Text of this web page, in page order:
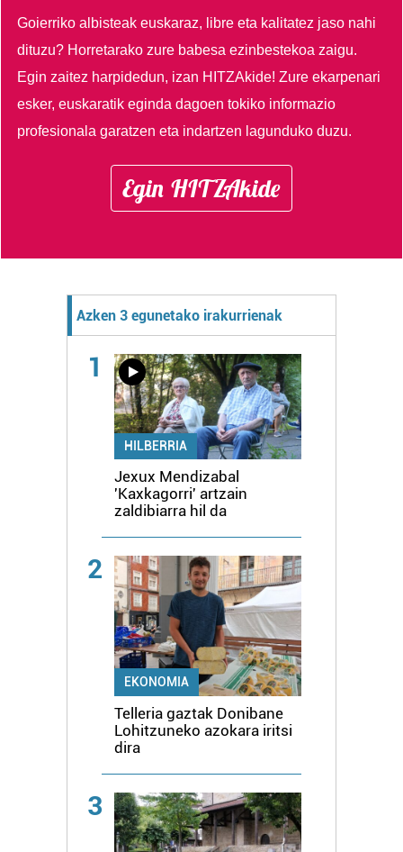
Goierriko albisteak euskaraz, libre eta kalitatez jaso nahi
dituzu? Horretarako zure babesa ezinbestekoa zaigu.
Egin zaitez harpidedun, izan HITZAkide!Zure ekarpenari
esker, euskaratik eginda dagoen tokiko informazio
profesionala garatzen eta indartzen lagunduko duzu.
Egin HITZAkide
Azken 3 egunetako irakurrienak
1
HILBERRIA
Jexux Mendizabal
'Kaxkagorri' artzain
zaldibiarra hil da
2
EKONOMIA
Telleria gaztak Donibane
Lohitzuneko azokara iritsi
dira
3